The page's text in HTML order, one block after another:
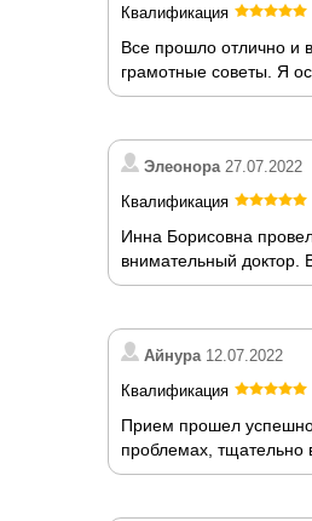
Квалификация
Все прошло отлично и
грамотные советы. Я
Элеонора27.07.2022
Квалификация
Инна Борисовна
внимательный доктор.
Айнура12.07.2022
Квалификация
Прием прошел
проблемах, тщательно